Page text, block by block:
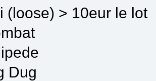
(loose) > 10eur le lot
Dug